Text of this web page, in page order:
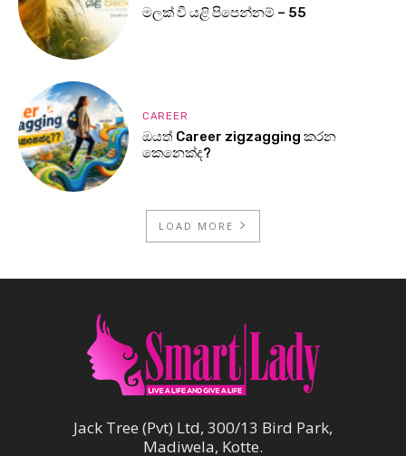
මලක් වී යළි පිපෙන්නම් – 55
CAREER
ඔයත් Career zigzagging කරන
කෙනෙක්ද?
LOAD MORE
Jack Tree (Pvt) Ltd, 300/13 Bird Park,
Madiwela, Kotte.